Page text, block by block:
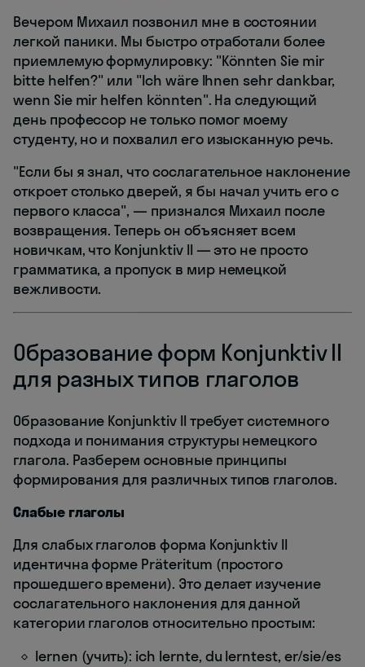
Вечером Михаил позвонил мне в состоянии
легкой паники. Мы быстро отработали более
приемлемую формулировку: "Könnten Sie mir
bitte helfen?" или "Ich wäre Ihnen sehr dankbar,
wenn Sie mir helfen könnten". На следующий
день профессор не только помог моему
студенту, но и похвалил его изысканную речь.
"Если бы я знал, что сослагательное наклонение
откроет столько дверей, я бы начал учить его с
первого класса", — признался Михаил после
возвращения. Теперь он объясняет всем
новичкам, что Konjunktiv II — это не просто
грамматика, а пропуск в мир немецкой
вежливости.
Образование форм Konjunktiv II
для разных типов глаголов
Образование Konjunktiv II требует системного
подхода и понимания структуры немецкого
глагола. Разберем основные принципы
формирования для различных типов глаголов.
Слабые глаголы
Для слабых глаголов форма Konjunktiv II
идентична форме Präteritum (простого
прошедшего времени). Это делает изучение
сослагательного наклонения для данной
категории глаголов относительно простым:
lernen (учить): ich lernte, du lerntest, er/sie/es